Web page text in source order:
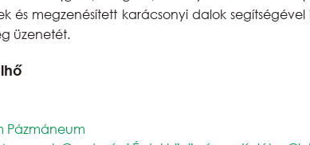
és megzenésített karácsonyi dalok
üzenetét.
Pázmáneum